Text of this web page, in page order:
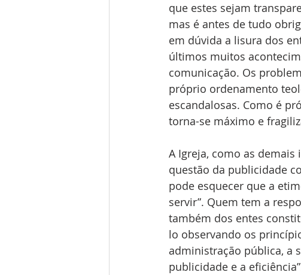
que estes sejam
mas é antes de tudo
em dúvida a lisura dos
últimos muitos
comunicação. Os
próprio ordenamento
escandalosas. Como é
torna-se máximo e
A Igreja, como as
questão da publicidade
pode esquecer que a
servir”. Quem tem a
também dos entes
lo observando os
administração pública, a
publicidade e a